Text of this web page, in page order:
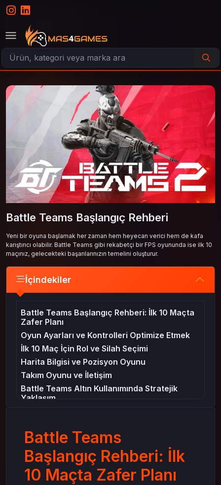
Battle Teams Başlangıç Rehberi
Yeni bir oyuna başlamak her zaman hem heyecan verici hem de kafa
karıştırıcı olabilir. Battle Teams gibi rekabetçi bir FPS oyununda ise ilk 10
maçınız, gelecekteki başarılarınızın temelini oluşturur.
İçindekiler
Battle Teams Başlangıç Rehberi: İlk 10 Maçta
Zafer Planı
Oyun Ayarları ve Kontrolleri Optimize Etmek
İlk 10 Maç İçin Rol ve Silah Seçimi
Harita Bilgisi ve Pozisyon Oyunu
Takım Oyunu ve İletişim
Battle Teams Altın Kullanımında Stratejik
Yaklaşım
Adımlar
Battle Teams
Başlangıç Rehberi: İlk
10 Maçta Zafer Planı